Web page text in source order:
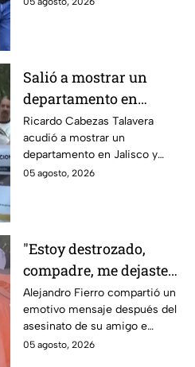
periodista Roxana
Salió a mostrar un
departamento en
Zapopan y no volvió a
casa: Buscan a Ricardo
Cabezas Talavera en
Jalisco
Ricardo Cabezas Talavera
acudió a mostrar un
departamento en Jalisco y
después desapareció;
05 agosto, 2026
"Estoy destrozado,
compadre, me dejaste":
Así reaccionó
Alejandro Fierro al
asesinato del
influencer César
Alejandro Fierro compartió un
emotivo mensaje después del
asesinato de su amigo e
influencer César Gastélum;
05 agosto, 2026